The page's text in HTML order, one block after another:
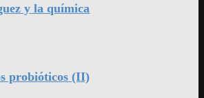
y la química
probióticos (II)